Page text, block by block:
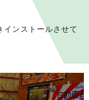
インストールさせて